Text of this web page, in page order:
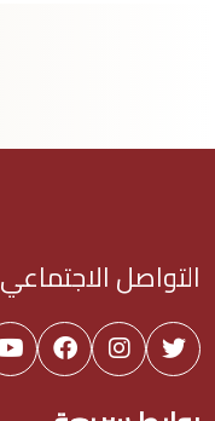
التواصل الاجتماعي